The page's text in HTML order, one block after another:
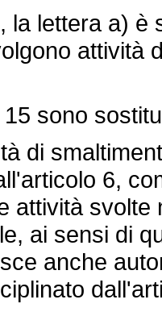
lettera a) è
attività
sono
di
6,
attività
ai sensi di
anche